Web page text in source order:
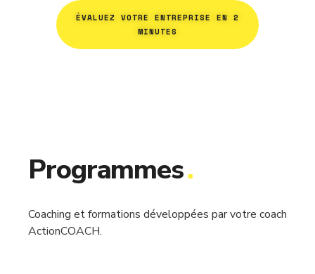
ÉVALUEZ VOTRE ENTREPRISE EN 2
MINUTES
Programmes.
Coaching et formations développées par votre coach
ActionCOACH.